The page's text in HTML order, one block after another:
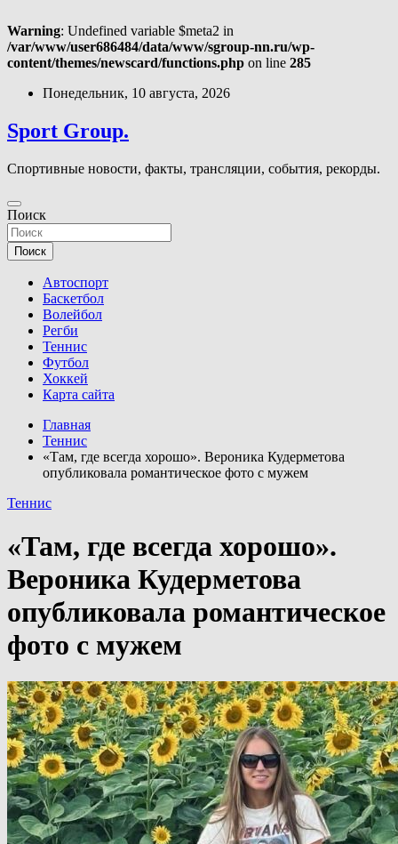
Warning: Undefined variable $meta2 in
/var/www/user686484/data/www/sgroup-nn.ru/wp-
content/themes/newscard/functions.php on line 285
Перейти
содержимому
Понедельник, 10 августа, 2026
Sport Group.
Спортивные новости, факты, трансляции, события, рекорды.
Поиск
Поиск
Автоспорт
Баскетбол
Волейбол
Регби
Теннис
Футбол
Хоккей
Карта сайта
Главная
Теннис
«Там, где всегда хорошо». Вероника Кудерметова
опубликовала романтическое фото с мужем
Теннис
«Там, где всегда хорошо».
Вероника Кудерметова
опубликовала романтическое
фото с мужем